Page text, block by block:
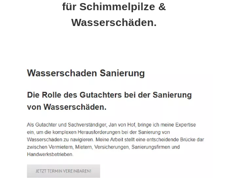
für Schimmelpilze &
Wasserschäden.